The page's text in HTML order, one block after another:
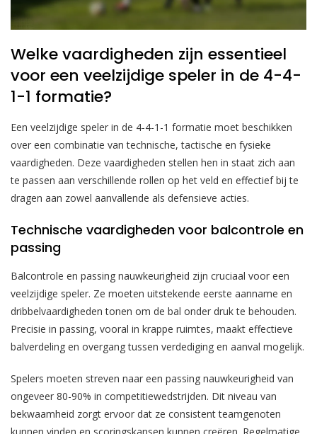
Welke vaardigheden zijn essentieel
voor een veelzijdige speler in de 4-4-
1-1 formatie?
Een veelzijdige speler in de 4-4-1-1 formatie moet beschikken
over een combinatie van technische, tactische en fysieke
vaardigheden. Deze vaardigheden stellen hen in staat zich aan
te passen aan verschillende rollen op het veld en effectief bij te
dragen aan zowel aanvallende als defensieve acties.
Technische vaardigheden voor balcontrole en
passing
Balcontrole en passing nauwkeurigheid zijn cruciaal voor een
veelzijdige speler. Ze moeten uitstekende eerste aanname en
dribbelvaardigheden tonen om de bal onder druk te behouden.
Precisie in passing, vooral in krappe ruimtes, maakt effectieve
balverdeling en overgang tussen verdediging en aanval mogelijk.
Spelers moeten streven naar een passing nauwkeurigheid van
ongeveer 80-90% in competitiewedstrijden. Dit niveau van
bekwaamheid zorgt ervoor dat ze consistent teamgenoten